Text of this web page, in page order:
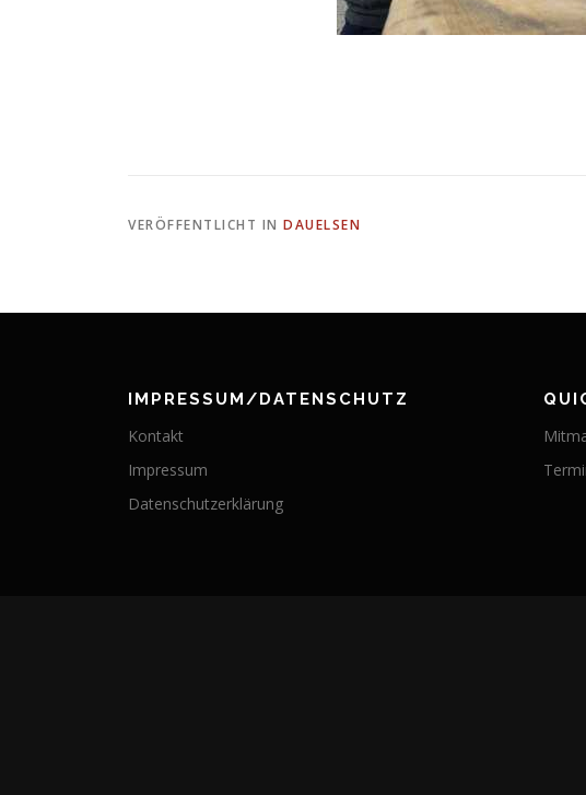
VERÖFFENTLICHT IN DAUELSEN
IMPRESSUM/DATENSCHUTZ
Kontakt
Impressum
Datenschutzerklärung